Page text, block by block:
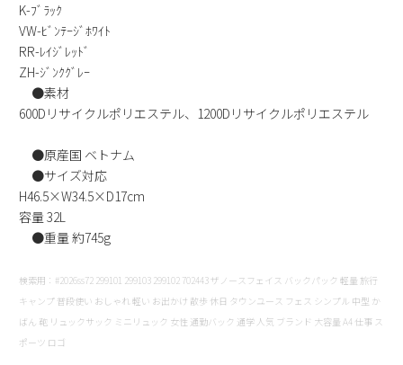
お問い合わせ
K-ﾌﾞﾗｯｸ
VW-ﾋﾞﾝﾃｰｼﾞﾎﾜｲﾄ
RR-ﾚｲｼﾞﾚｯﾄﾞ
ZH-ｼﾞﾝｸｸﾞﾚｰ
●素材
600Dリサイクルポリエステル、1200Dリサイクルポリエステル
●原産国 ベトナム
●サイズ対応
H46.5×W34.5×D17cm
容量 32L
●重量 約745g
検索用：#2026ss72 299101 299103 299102 702443 ザノースフェイス バックパック 軽量 旅行
キャンプ 普段使い おしゃれ 軽い お出かけ 散歩 休日 タウンユース フェス シンプル 中型 か
ばん 鞄 リュックサック ミニリュック 女性 通勤バック 通学 人気 ブランド 大容量 A4 仕事 ス
ポーツ ロゴ